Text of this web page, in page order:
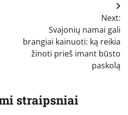
Next:
Svajonių namai gali
brangiai kainuoti: ką reikia
žinoti prieš imant būsto
paskolą
straipsniai